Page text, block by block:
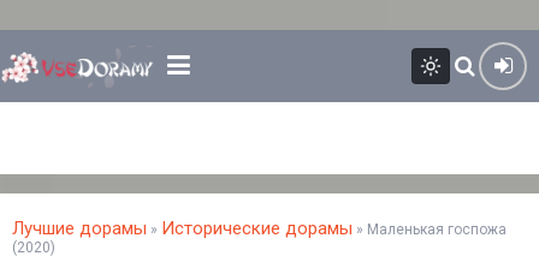
Лучшие дорамы » Исторические дорамы » Маленькая госпожа
(2020)